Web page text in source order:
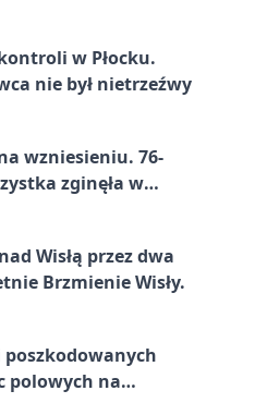
w Płocku.
nie był nietrzeźwy
wzniesieniu. 76-
zginęła w
Wisłą przez dwa
Brzmienie Wisły.
poszkodowanych
polowych na